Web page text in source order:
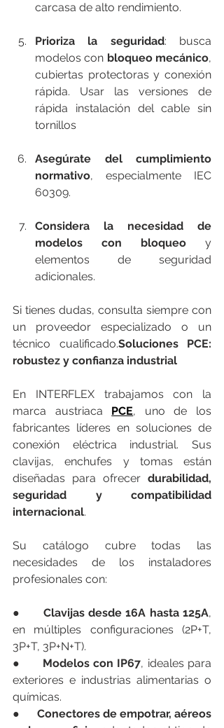
carcasa de alto rendimiento.
Prioriza la seguridad: busca
modelos con bloqueo mecánico,
cubiertas protectoras y conexión
rápida. Usar las versiones de
rápida instalación del cable sin
tornillos
Asegúrate del cumplimiento
normativo, especialmente IEC
60309.
Considera la necesidad de
modelos con bloqueo y
elementos de seguridad
adicionales.
Si tienes dudas, consulta siempre con
un proveedor especializado o un
técnico cualificado.Soluciones PCE:
robustez y confianza industrial
En INTERFLEX trabajamos con la
marca austriaca PCE, uno de los
fabricantes líderes en soluciones de
conexión eléctrica industrial. Sus
clavijas, enchufes y tomas están
diseñadas para ofrecer durabilidad,
seguridad y compatibilidad
internacional.
Su catálogo cubre todas las
necesidades de los instaladores
profesionales con:
● Clavijas desde 16A hasta 125A,
en múltiples configuraciones (2P+T,
3P+T, 3P+N+T).
● Modelos con IP67, ideales para
exteriores e industrias alimentarias o
químicas.
● Conectores de empotrar, aéreos